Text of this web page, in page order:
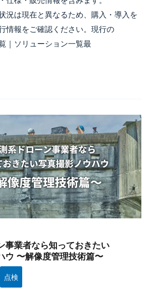
況は​現在と​異なる​ため、​購入・導入を​
情報を​ご確認ください。​現行の​
｜ソリューション一覧​最
事業者なら​知って​おきたい​
ウ 〜解像度管理技術篇〜
点検
業者なら​
〜